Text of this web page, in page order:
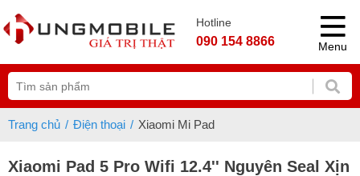
Hotline
090 154 8866 Menu
Trang chủ Điện thoại Xiaomi Mi Pad
Xiaomi Pad 5 Pro Wifi 12.4'' Nguyên Seal Xịn